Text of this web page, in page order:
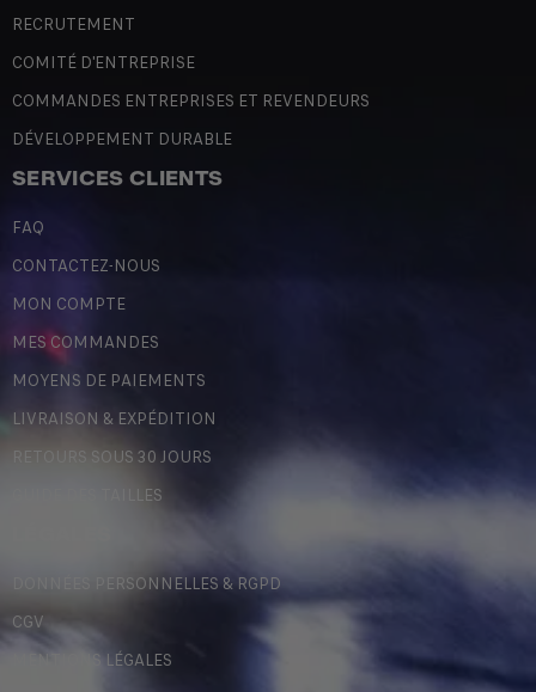
RECRUTEMENT
COMITÉ D'ENTREPRISE
COMMANDES ENTREPRISES ET REVENDEURS
DÉVELOPPEMENT DURABLE
SERVICES CLIENTS
FAQ
CONTACTEZ-NOUS
MON COMPTE
MES COMMANDES
MOYENS DE PAIEMENTS
LIVRAISON & EXPÉDITION
RETOURS SOUS 30 JOURS
GUIDE DES TAILLES
DONNÉES PERSONNELLES & RGPD
CGV
MENTIONS LÉGALES